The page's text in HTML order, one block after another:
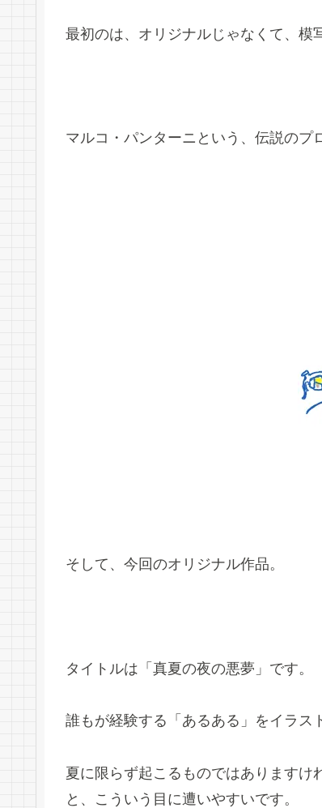
最初のは、オリジナルじゃなくて、模
マルコ・パンターニという、伝説のプ
そして、今回のオリジナル作品。
タイトルは「真夏の夜の悪夢」です。
誰もが経験する「あるある」をイラス
夏に限らず起こるものではありますけ
と、こういう目に遭いやすいです。